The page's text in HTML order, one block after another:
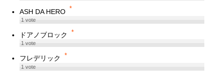
ASH DA HERO *
1vote
ドアノブロック *
1vote
フレデリック *
1vote